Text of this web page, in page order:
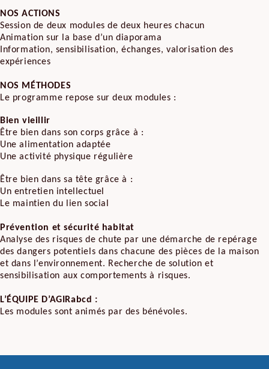
NOS ACTIONS
Session de deux modules de deux heures chacun
Animation sur la base d’un diaporama
Information, sensibilisation, échanges, valorisation des
expériences
NOS MÉTHODES
Le programme repose sur deux modules :
Bien vieillir
Être bien dans son corps grâce à :
Une alimentation adaptée
Une activité physique régulière
Être bien dans sa tête grâce à :
Un entretien intellectuel
Le maintien du lien social
Prévention et sécurité habitat
Analyse des risques de chute par une démarche de repérage
des dangers potentiels dans chacune des pièces de la maison
et dans l’environnement. Recherche de solution et
sensibilisation aux comportements à risques.
L’ÉQUIPE D’AGIRabcd :
Les modules sont animés par des bénévoles.